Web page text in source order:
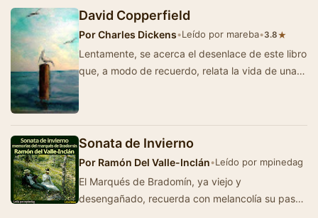
David Copperfield
PorCharles Dickens•Leído por mareba•3.8★
Lentamente, se acerca el desenlace de este libro
que, a modo de recuerdo, relata la vida de una
Sonata de Invierno
Por Ramón Del Valle-Inclán•Leído por mpinedag
El Marqués de Bradomín, ya viejo y
desengañado, recuerda con melancolía su paso